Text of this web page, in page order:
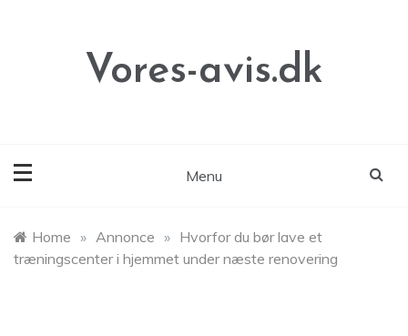
Vores-avis.dk
Menu
Home » Annonce » Hvorfor du bør lave et
træningscenter i hjemmet under næste renovering